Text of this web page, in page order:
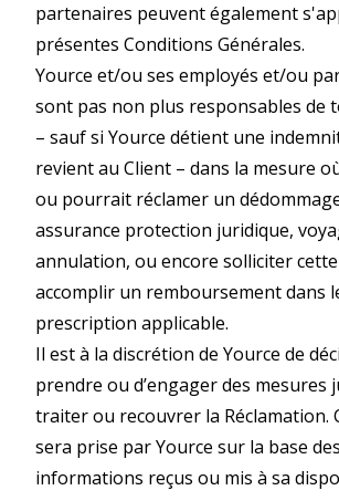
partenaires peuvent également
présentes Conditions Générales.
Yource et/ou ses employés et/ou
sont pas non plus responsables de
– sauf si Yource détient une
revient au Client – dans la mesure
ou pourrait réclamer un
assurance protection juridique,
annulation, ou encore solliciter
accomplir un remboursement dans
prescription applicable.
Il est à la discrétion de Yource de
prendre ou d’engager des mesures
traiter ou recouvrer la Réclamation.
sera prise par Yource sur la base
informations reçus ou mis à sa